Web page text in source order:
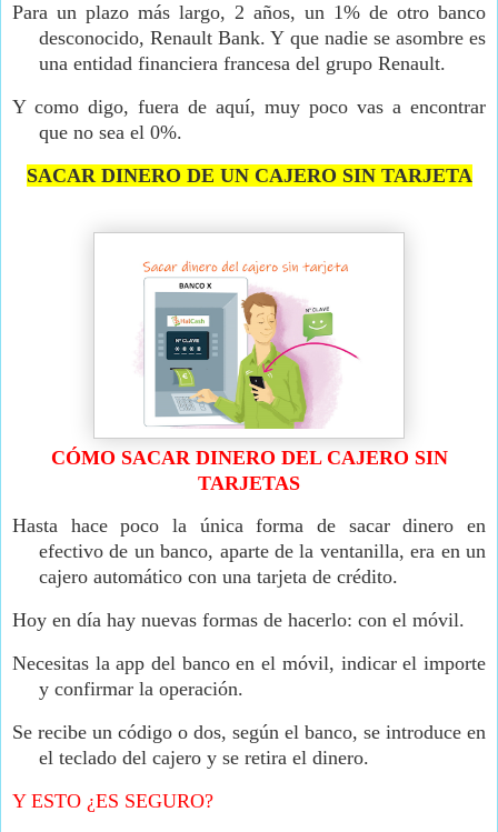
Para un plazo más largo, 2 años, un 1% de otro banco
desconocido, Renault Bank. Y que nadie se asombre es
una entidad financiera francesa del grupo Renault.
Y como digo, fuera de aquí, muy poco vas a encontrar
que no sea el 0%.
SACAR DINERO DE UN CAJERO SIN TARJETA
CÓMO SACAR DINERO DEL CAJERO SIN
TARJETAS
Hasta hace poco la única forma de sacar dinero en
efectivo de un banco, aparte de la ventanilla, era en un
cajero automático con una tarjeta de crédito.
Hoy en día hay nuevas formas de hacerlo: con el móvil.
Necesitas la app del banco en el móvil, indicar el importe
y confirmar la operación.
Se recibe un código o dos, según el banco, se introduce en
el teclado del cajero y se retira el dinero.
Y ESTO ¿ES SEGURO?